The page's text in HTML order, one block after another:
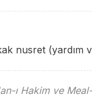
nusret (yardım
ı Hakim ve